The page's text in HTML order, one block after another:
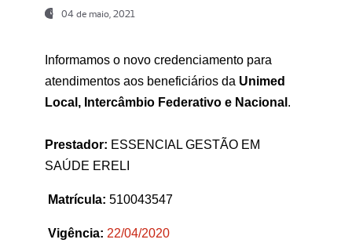
04 de maio, 2021
Informamos o novo credenciamento para
atendimentos aos beneficiários da Unimed
Local, Intercâmbio Federativo e Nacional .
Prestador: ESSENCIAL GESTÃO EM
SAÚDE ERELI
Matrícula: 510043547
Vigência: 22/04/2020